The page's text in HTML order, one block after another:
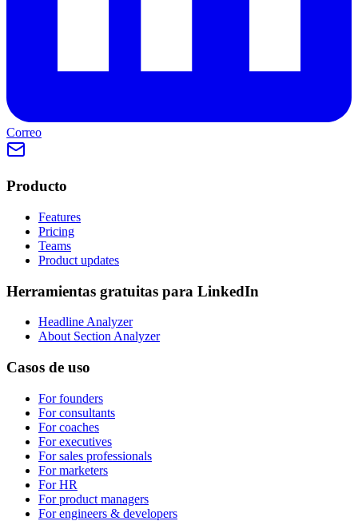
Correo
Producto
Features
Pricing
Teams
Product updates
Herramientas gratuitas para LinkedIn
Headline Analyzer
About Section Analyzer
Casos de uso
For founders
For consultants
For coaches
For executives
For sales professionals
For marketers
For HR
For product managers
For engineers & developers